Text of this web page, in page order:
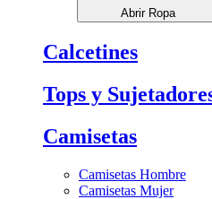
Abrir Ropa
Calcetines
Tops y
Camisetas
Camisetas Hombre
Camisetas Mujer